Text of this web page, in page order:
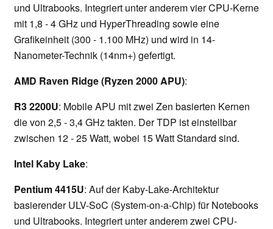
und Ultrabooks. Integriert unter anderem vier CPU-Kerne
mit 1,8 - 4 GHz und HyperThreading sowie eine
Grafikeinheit (300 - 1.100 MHz) und wird in 14-
Nanometer-Technik (14nm+) gefertigt.
AMD Raven Ridge (Ryzen 2000 APU):
R3 2200U: Mobile APU mit zwei Zen basierten Kernen
die von 2,5 - 3,4 GHz takten. Der TDP ist einstellbar
zwischen 12 - 25 Watt, wobei 15 Watt Standard sind.
Intel Kaby Lake:
Pentium 4415U: Auf der Kaby-Lake-Architektur
basierender ULV-SoC (System-on-a-Chip) für Notebooks
und Ultrabooks. Integriert unter anderem zwei CPU-